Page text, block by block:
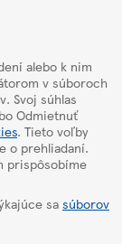
alebo k nim
v súboroch
Svoj súhlas
Odmietnuť
. Tieto voľby
o prehliadaní.
prispôsobíme
sa súborov